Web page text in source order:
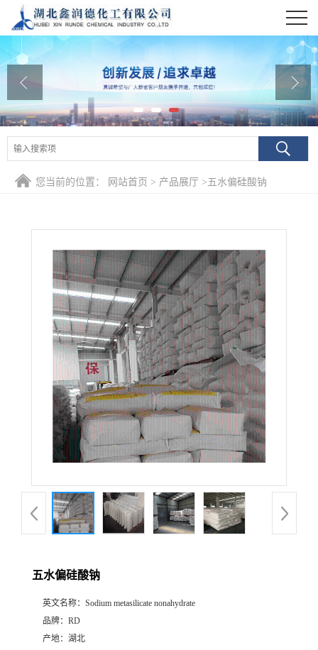
公司首页
公司介绍
公司动态
产品展厅
证书荣誉
您当前的位置： 网站首页 > 产品展厅 >五水偏硅酸钠
五水偏硅酸钠
英文名称： Sodium metasilicate nonahydrate
品牌： RD
产地： 湖北